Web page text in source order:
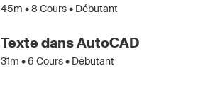
45m •8 Cours • Débutant
Texte dans AutoCAD
31m •6 Cours • Débutant